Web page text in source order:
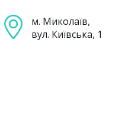
м. Миколаїв,
вул. Київська, 1